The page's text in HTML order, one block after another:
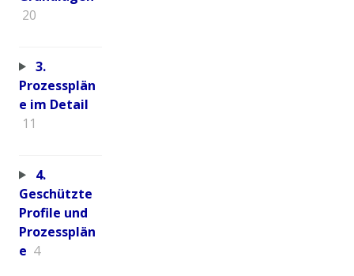
20
3.
Prozessplän
e im Detail
11
4.
Geschützte
Profile und
Prozessplän
e 4